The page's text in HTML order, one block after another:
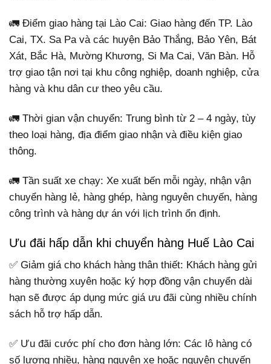
🚛 Điểm giao hàng tại Lào Cai: Giao hàng đến TP. Lào
Cai, TX. Sa Pa và các huyện Bảo Thắng, Bảo Yên, Bát
Xát, Bắc Hà, Mường Khương, Si Ma Cai, Văn Bàn. Hỗ
trợ giao tận nơi tại khu công nghiệp, doanh nghiệp, cửa
hàng và khu dân cư theo yêu cầu.
🚛 Thời gian vận chuyển: Trung bình từ 2 – 4 ngày, tùy
theo loại hàng, địa điểm giao nhận và điều kiện giao
thông.
🚛 Tần suất xe chạy: Xe xuất bến mỗi ngày, nhận vận
chuyển hàng lẻ, hàng ghép, hàng nguyên chuyến, hàng
công trình và hàng dự án với lịch trình ổn định.
Ưu đãi hấp dẫn khi chuyển hàng Huế Lào Cai
✅ Giảm giá cho khách hàng thân thiết: Khách hàng gửi
hàng thường xuyên hoặc ký hợp đồng vận chuyển dài
hạn sẽ được áp dụng mức giá ưu đãi cùng nhiều chính
sách hỗ trợ hấp dẫn.
✅ Ưu đãi cước phí cho đơn hàng lớn: Các lô hàng có
số lượng nhiều, hàng nguyên xe hoặc nguyên chuyến